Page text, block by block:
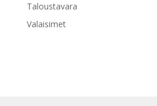
Taloustavara
Valaisimet